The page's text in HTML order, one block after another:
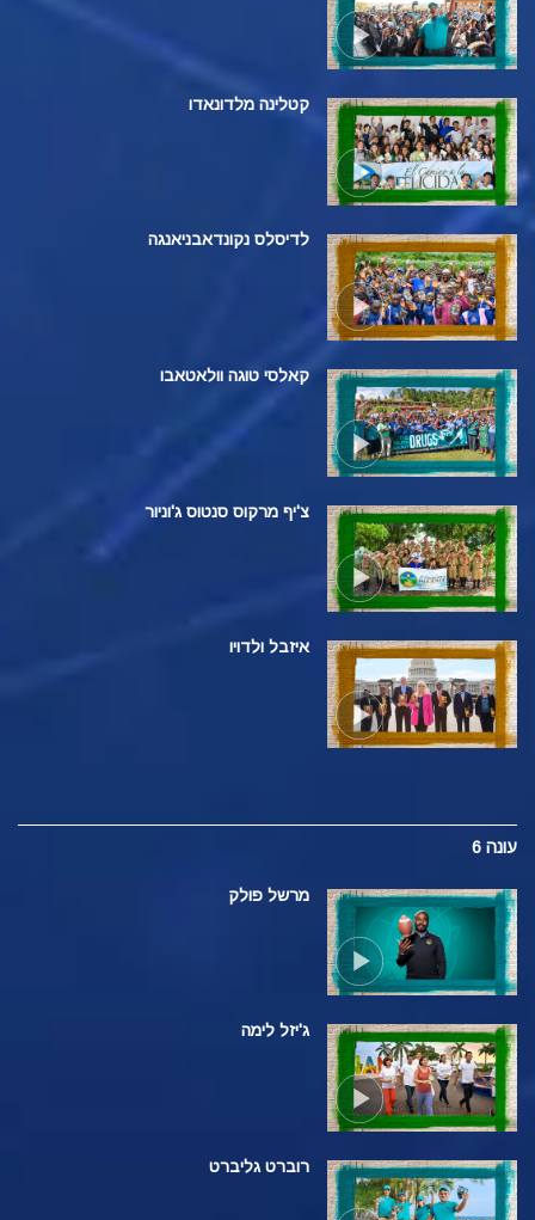
קטלינה מלדונאדו
לדיסלס נקונדאבניאנגה
קאלסי טוגה וולאטאבו
צ'יף מרקוס סנטוס ג'וניור
איזבל ולדויו
עונה 6
מרשל פולק
ג'יזל לימה
רוברט גליברט